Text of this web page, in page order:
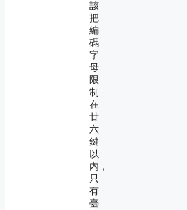
該
把
編
碼
字
母
限
制
在
廿
六
鍵
以
內，
只
有
臺